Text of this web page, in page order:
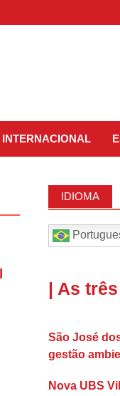
INTERNACIONAL
IDIOMA
| As
São José
gestão
Nova UBS